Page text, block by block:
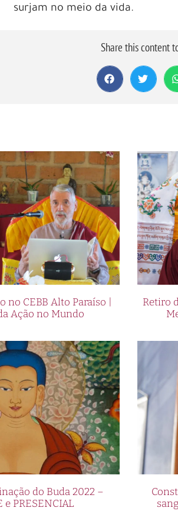
surjam no meio da vida.
Share this content
no CEBB Alto Paraíso |
Ação no Mundo
Retiro
do Buda 2022 –
e PRESENCIAL